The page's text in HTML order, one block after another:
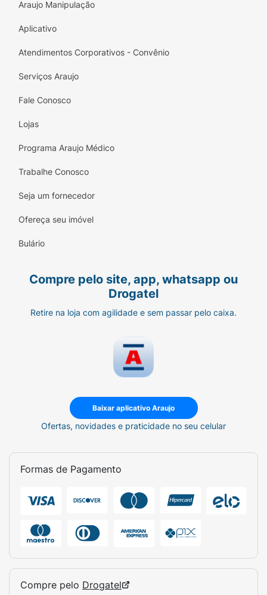
Araujo Manipulação
Aplicativo
Atendimentos Corporativos - Convênio
Serviços Araujo
Fale Conosco
Lojas
Programa Araujo Médico
Trabalhe Conosco
Seja um fornecedor
Ofereça seu imóvel
Bulário
Compre pelo site, app, whatsapp ou
Drogatel
Retire na loja com agilidade e sem passar pelo caixa.
Baixar aplicativo Araujo
Ofertas, novidades e praticidade no seu celular
Formas de Pagamento
Compre pelo Drogatel